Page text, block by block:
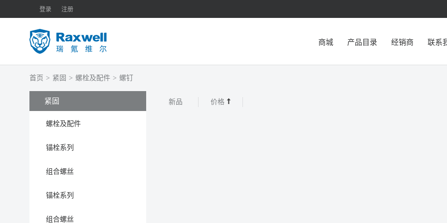
登录 注册
商城 产品目录 经销商 联系
首页 > 紧固 > 螺栓及配件 > 螺钉
紧固
螺栓及配件
锚栓系列
组合螺丝
锚栓系列
组合螺丝
新品 价格